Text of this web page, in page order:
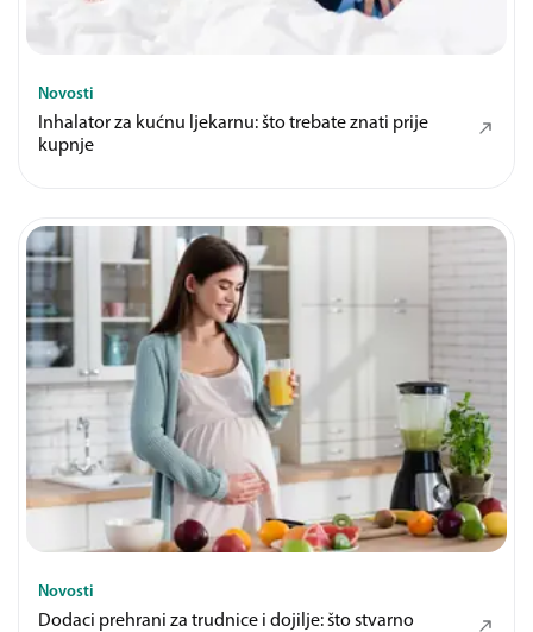
Novosti
Inhalator za kućnu ljekarnu: što trebate znati prije
kupnje
Novosti
Dodaci prehrani za trudnice i dojilje: što stvarno